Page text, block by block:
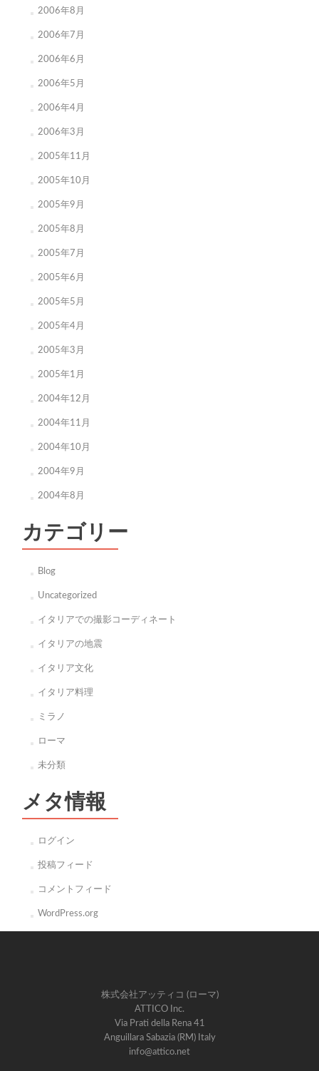
2006年8月
2006年7月
2006年6月
2006年5月
2006年4月
2006年3月
2005年11月
2005年10月
2005年9月
2005年8月
2005年7月
2005年6月
2005年5月
2005年4月
2005年3月
2005年1月
2004年12月
2004年11月
2004年10月
2004年9月
2004年8月
カテゴリー
Blog
Uncategorized
イタリアでの撮影コーディネート
イタリアの地震
イタリア文化
イタリア料理
ミラノ
ローマ
未分類
メタ情報
ログイン
投稿フィード
コメントフィード
WordPress.org
株式会社アッティコ (ローマ)
ATTICO Inc.
Via Prati della Rena 41
Anguillara Sabazia (RM) Italy
info@attico.net